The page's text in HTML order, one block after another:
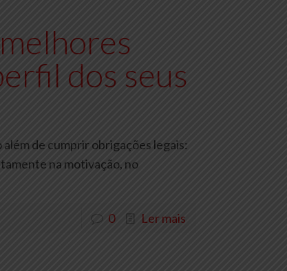
dos seus
de cumprir obrigações legais:
na motivação, no
0 Ler mais